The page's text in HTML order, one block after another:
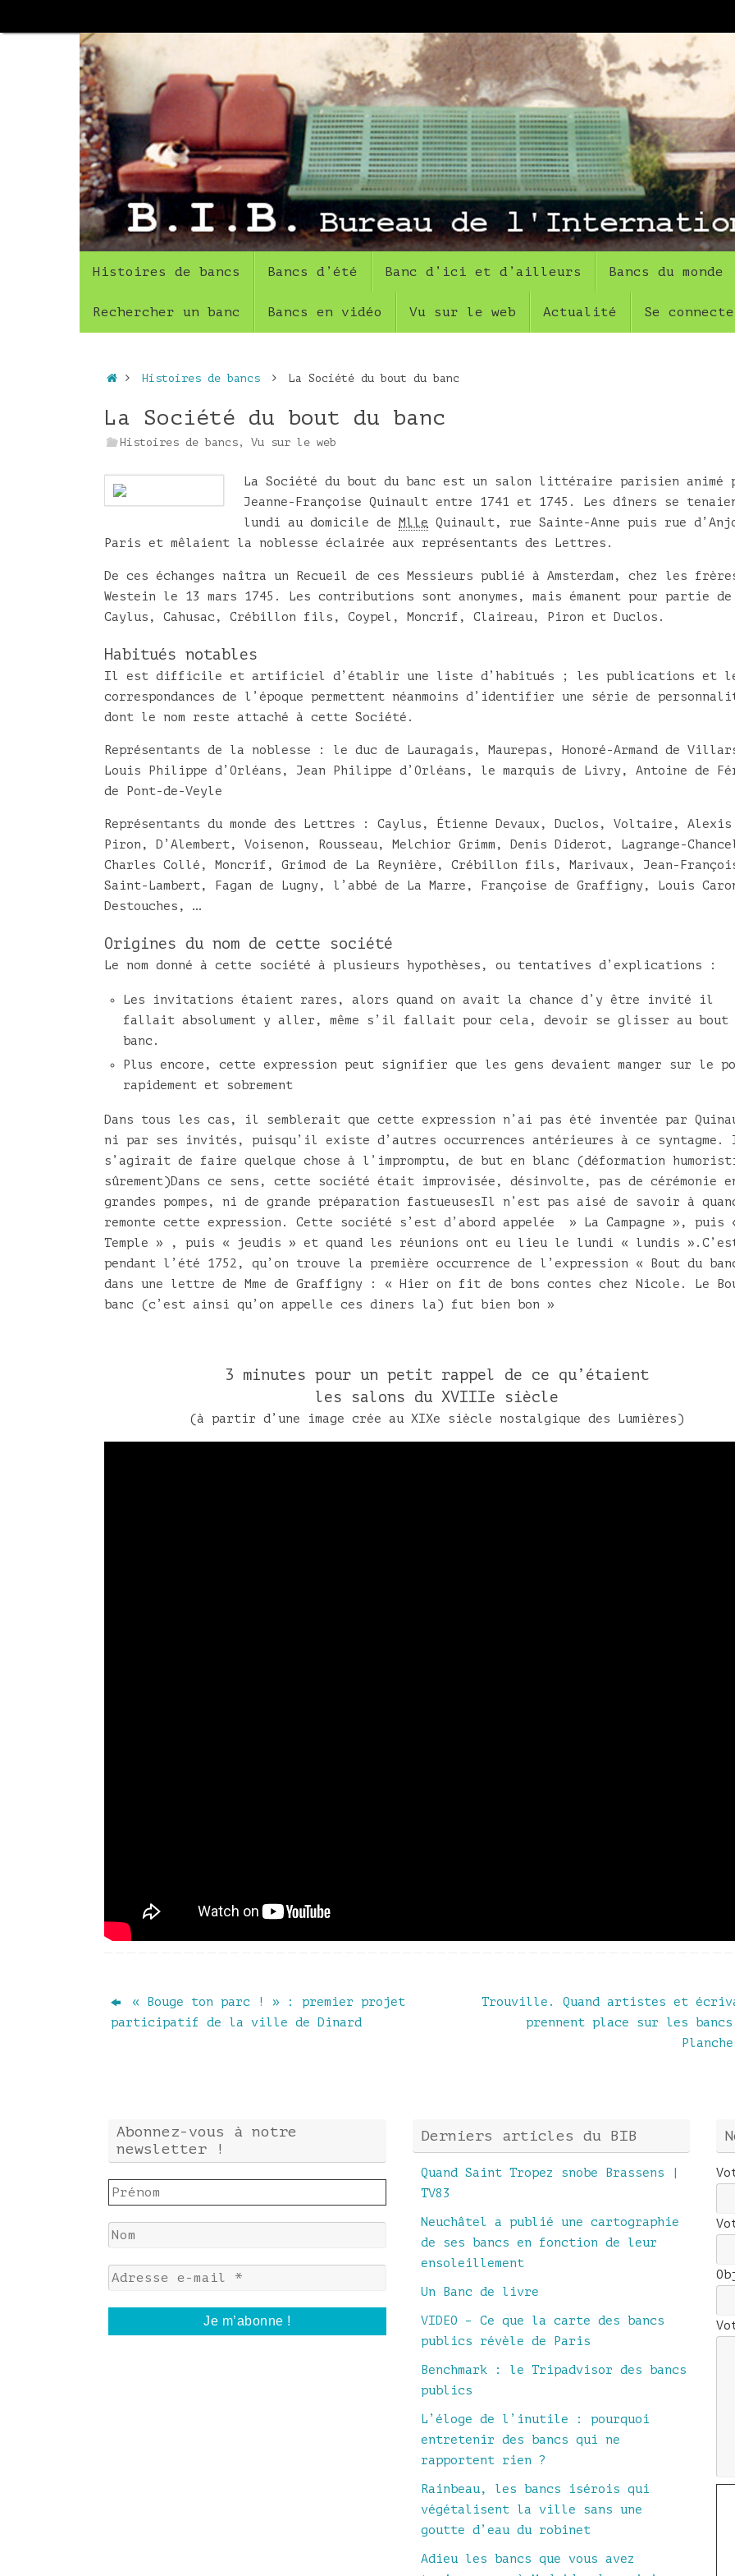
au
Histoires de bancs Bancs d’été Banc d’ici et d’ailleurs Bancs du monde
Rechercher un banc Bancs en vidéo Vu sur le web Actualité Se
AccueilHistoires de bancs La Société du bout du banc
La Société du bout du banc
Histoires de bancs, Vu sur le web
La Société du bout du banc est un salon littéraire parisien animé
Jeanne-Françoise Quinault entre 1741 et 1745. Les dîners se
lundi au domicile de
Mlle Quinault, rue Sainte-Anne puis rue
Paris et mêlaient la noblesse éclairée aux représentants des Lettres.
De ces échanges naîtra un Recueil de ces Messieurs publié à Amsterdam, chez les
Westein le 13 mars 1745 . Les contributions sont anonymes, mais émanent pour partie de
Caylus, Cahusac, Crébillon fils, Coypel, Moncrif, Claireau, Piron et Duclos.
Habitués notables
Il est difficile et artificiel d’établir une liste d’habitués ; les publications et
correspondances de l’époque permettent néanmoins d’identifier une série de
dont le nom reste attaché à cette Société.
Représentants de la noblesse : le duc de Lauragais, Maurepas, Honoré-Armand de
Louis Philippe d’Orléans, Jean Philippe d’Orléans, le marquis de Livry, Antoine de
de Pont-de-Veyle
Représentants du monde des Lettres : Caylus, Étienne Devaux, Duclos, Voltaire, Alexis
Piron, D’Alembert, Voisenon, Rousseau, Melchior Grimm, Denis Diderot, Lagrange-
Charles Collé, Moncrif, Grimod de La Reynière, Crébillon fils, Marivaux, Jean-
Saint-Lambert, Fagan de Lugny, l’abbé de La Marre, Françoise de Graffigny, Louis
Destouches, …
Origines du nom de cette société
Le nom donné à cette société à plusieurs hypothèses, ou tentatives d’explications :
Les invitations étaient rares, alors quand on avait la chance d’y être invité il
fallait absolument y aller, même s’il fallait pour cela, devoir se glisser au bout
banc.
Plus encore, cette expression peut signifier que les gens devaient manger sur le
rapidement et sobrement
Dans tous les cas, il semblerait que cette expression n’ai pas été inventée par
ni par ses invités, puisqu’il existe d’autres occurrences antérieures à ce syntagme.
s’agirait de faire quelque chose à l’impromptu, de but en blanc (déformation
sûrement)Dans ce sens, cette société était improvisée, désinvolte, pas de cérémonie
grandes pompes, ni de grande préparation fastueusesIl n’est pas aisé de savoir à
remonte cette expression. Cette société s’est d’abord appelée » La Campagne », puis
Temple » , puis « jeudis » et quand les réunions ont eu lieu le lundi « lundis
pendant l’été 1752, qu’on trouve la première occurrence de l’expression « Bout du
dans une lettre de Mme de Graffigny : « Hier on fit de bons contes chez Nicole. Le
banc (c’est ainsi qu’on appelle ces diners la) fut bien bon »
3 minutes pour un petit rappel de ce qu’étaient
les salons du XVIIIe siècle
(à partir d’une image crée au XIXe siècle nostalgique des Lumières)
« Bouge ton parc ! » : premier projet
participatif de la ville de Dinard
Trouville. Quand artistes et
prennent place sur les bancs
Abonnez-vous à notre
newsletter !
Derniers articles du BIB
Quand Saint Tropez snobe Brassens |
TV83
Neuchâtel a publié une cartographie
de ses bancs en fonction de leur
ensoleillement
Un Banc de livre
VIDEO – Ce que la carte des bancs
publics révèle de Paris
Benchmark : le Tripadvisor des bancs
publics
L’éloge de l’inutile : pourquoi
entretenir des bancs qui ne
rapportent rien ?
Rainbeau, les bancs isérois qui
végétalisent la ville sans une
goutte d’eau du robinet
Adieu les bancs que vous avez